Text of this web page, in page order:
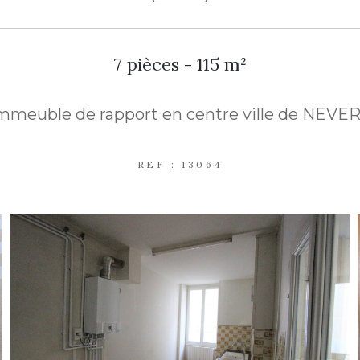
7 pièces - 115 m²
de rapport en centre ville de
REF : 13064